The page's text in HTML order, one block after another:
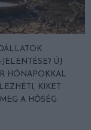
JELENTÉSE? ÚJ
HÓNAPOKKAL
KIKET
A HŐSÉG